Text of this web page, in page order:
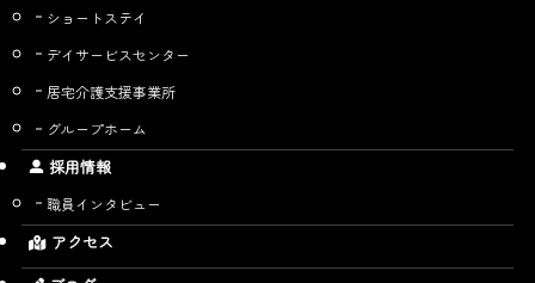
ショートステイ
デイサービスセンター
居宅介護支援事業所
グループホーム
採用情報
職員インタビュー
アクセス